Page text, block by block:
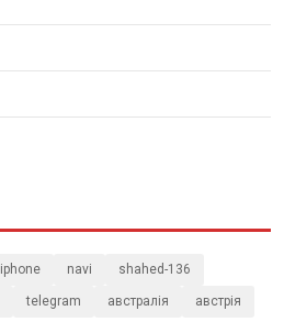
iphone navi shahed-136
telegram австралія австрія